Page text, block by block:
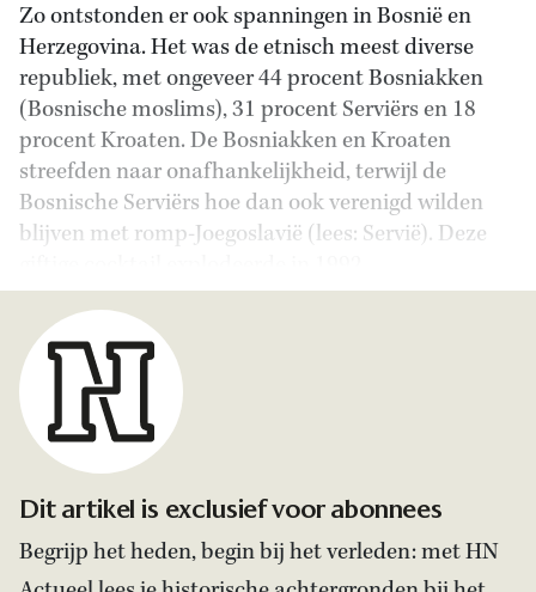
Zo ontstonden er ook spanningen in Bosnië en
Herzegovina. Het was de etnisch meest diverse
republiek, met ongeveer 44 procent Bosniakken
(Bosnische moslims), 31 procent Serviërs en 18
procent Kroaten. De Bosniakken en Kroaten
streefden naar onafhankelijkheid, terwijl de
Bosnische Serviërs hoe dan ook verenigd wilden
blijven met romp-Joegoslavië (lees: Servië). Deze
Dit artikel is exclusief voor abonnees
Begrijp het heden, begin bij het verleden: met HN